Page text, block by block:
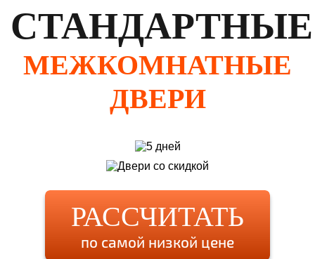
СТАНДАРТНЫЕ
МЕЖКОМНАТНЫЕ
ДВЕРИ
РАССЧИТАТЬ
по самой низкой цене